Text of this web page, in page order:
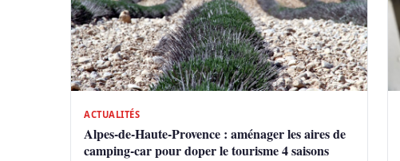
ACTUALITÉS
Alpes-de-Haute-Provence : aménager les aires de
camping-car pour doper le tourisme 4 saisons